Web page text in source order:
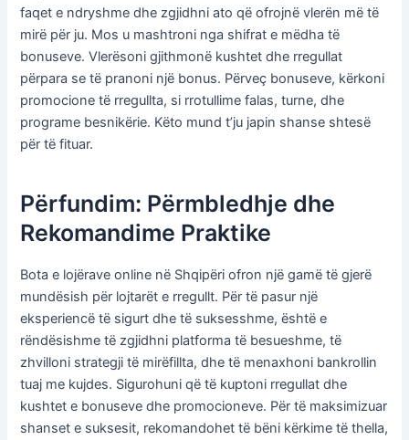
faqet e ndryshme dhe zgjidhni ato që ofrojnë vlerën më të
mirë për ju. Mos u mashtroni nga shifrat e mëdha të
bonuseve. Vlerësoni gjithmonë kushtet dhe rregullat
përpara se të pranoni një bonus. Përveç bonuseve, kërkoni
promocione të rregullta, si rrotullime falas, turne, dhe
programe besnikërie. Këto mund t’ju japin shanse shtesë
për të fituar.
Përfundim: Përmbledhje dhe
Rekomandime Praktike
Bota e lojërave online në Shqipëri ofron një gamë të gjerë
mundësish për lojtarët e rregullt. Për të pasur një
eksperiencë të sigurt dhe të suksesshme, është e
rëndësishme të zgjidhni platforma të besueshme, të
zhvilloni strategji të mirëfillta, dhe të menaxhoni bankrollin
tuaj me kujdes. Sigurohuni që të kuptoni rregullat dhe
kushtet e bonuseve dhe promocioneve. Për të maksimizuar
shanset e suksesit, rekomandohet të bëni kërkime të thella,